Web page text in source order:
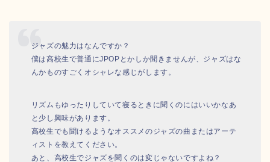
ジャズの魅力はなんですか？
僕は高校生で普通にJPOPとかしか聞きませんが、ジャズはな
んかものすごくオシャレな感じがします。
リズムもゆったりしていて寝るときに聞くのにはいいかなあ
と少し興味があります。
高校生でも聞けるようなオススメのジャズの曲またはアーテ
ィストを教えてください。
あと、高校生でジャズを聞くのは変じゃないですよね？